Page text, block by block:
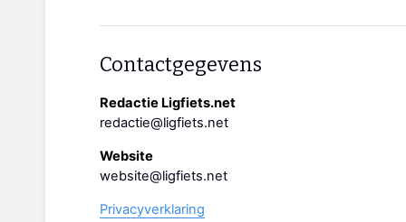
Contactgegevens
Redactie Ligfiets.net
redactie@ligfiets.net
Website
website@ligfiets.net
Privacyverklaring